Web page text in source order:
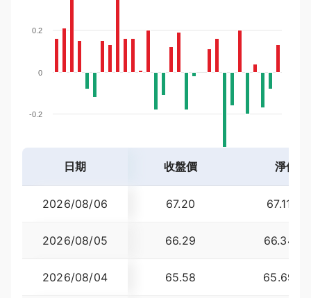
折溢價
06/2907/0107/06 07/1607/2007/2207/24
-0.2
0
0.2
日期 收盤價 淨值
2026/08/06 67.20 67.1100
2026/08/05 66.29 66.3400
2026/08/04 65.58 65.6900